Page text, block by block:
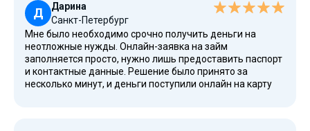
Д
Дарина
Санкт-Петербург
Мне было необходимо срочно получить деньги на
неотложные нужды. Онлайн-заявка на займ
заполняется просто, нужно лишь предоставить паспорт
и контактные данные. Решение было принято за
несколько минут, и деньги поступили онлайн на карту